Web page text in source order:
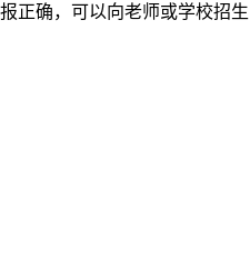
正确，可以向老师或学校招生